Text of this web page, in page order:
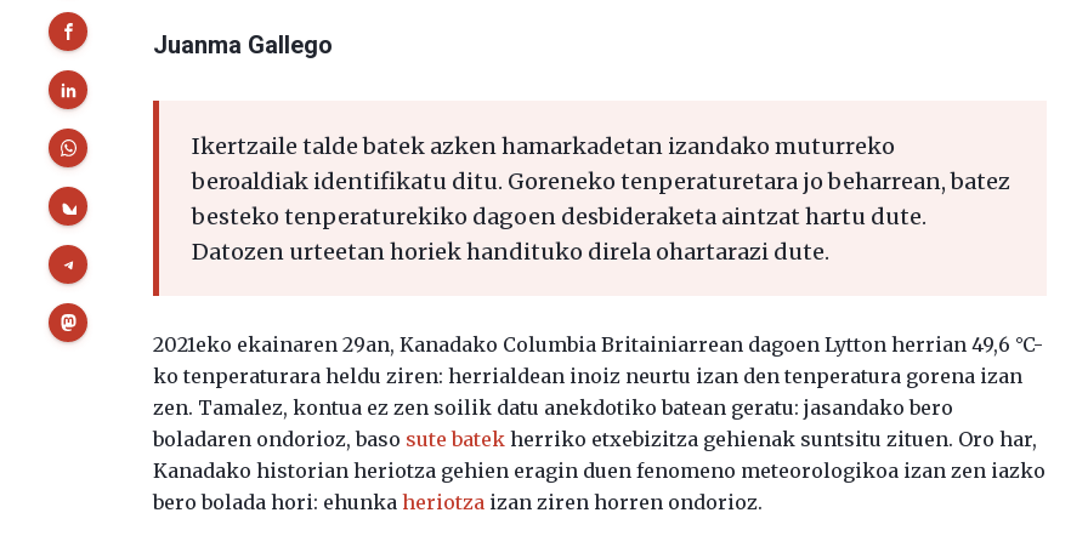
Juanma Gallego
Ikertzaile talde batek azken hamarkadetan izandako muturreko
beroaldiak identifikatu ditu. Goreneko tenperaturetara jo beharrean, batez
besteko tenperaturekiko dagoen desbideraketa aintzat hartu dute.
Datozen urteetan horiek handituko direla ohartarazi dute.
2021eko ekainaren 29an, Kanadako Columbia Britainiarrean dagoen Lytton herrian 49,6 °C-
ko tenperaturara heldu ziren: herrialdean inoiz neurtu izan den tenperatura gorena izan
zen. Tamalez, kontua ez zen soilik datu anekdotiko batean geratu: jasandako bero
boladaren ondorioz, baso sute batek herriko etxebizitza gehienak suntsitu zituen. Oro har,
Kanadako historian heriotza gehien eragin duen fenomeno meteorologikoa izan zen iazko
bero bolada hori: ehunkaheriotza izan ziren horren ondorioz.